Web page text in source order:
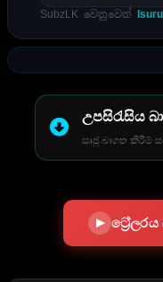
SubzLK වෙනුවෙන්
උපසිරැසිය
සෘජු බාගත කිරීම්